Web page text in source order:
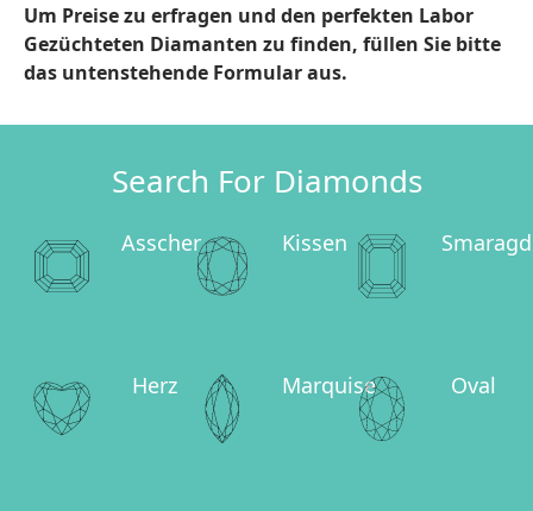
Um Preise zu erfragen und den perfekten Labor
Gezüchteten Diamanten zu finden, füllen Sie bitte
das untenstehende Formular aus.
Search For Diamonds
Asscher Kissen Smaragd
Herz Marquise Oval